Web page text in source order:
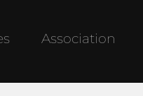
Association